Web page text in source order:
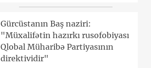
Gürcüstanın Baş naziri:
"Müxalifətin hazırkı rusofobiyası
Qlobal Müharibə Partiyasının
direktividir"